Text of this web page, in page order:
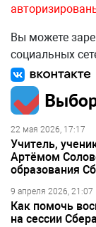
Вы можете
социальных
22 мая 2026, 17:17
Учитель,
Артёмом
образования
9 апреля 2026, 21:07
Как помочь
на сессии